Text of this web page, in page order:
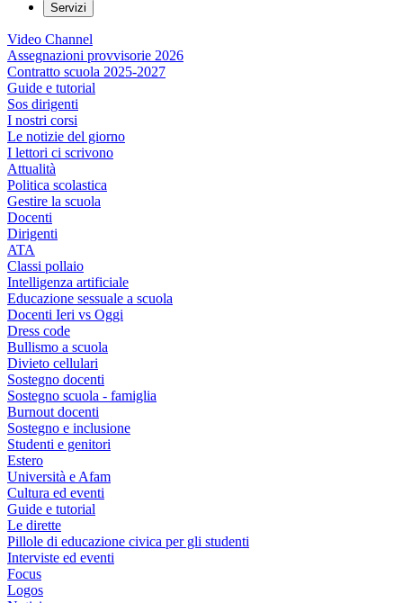
Servizi
Video Channel
Assegnazioni provvisorie 2026
Contratto scuola 2025-2027
Guide e tutorial
Sos dirigenti
I nostri corsi
Le notizie del giorno
I lettori ci scrivono
Attualità
Politica scolastica
Gestire la scuola
Docenti
Dirigenti
ATA
Classi pollaio
Intelligenza artificiale
Educazione sessuale a scuola
Docenti Ieri vs Oggi
Dress code
Bullismo a scuola
Divieto cellulari
Sostegno docenti
Sostegno scuola - famiglia
Burnout docenti
Sostegno e inclusione
Studenti e genitori
Estero
Università e Afam
Cultura ed eventi
Guide e tutorial
Le dirette
Pillole di educazione civica per gli studenti
Interviste ed eventi
Focus
Logos